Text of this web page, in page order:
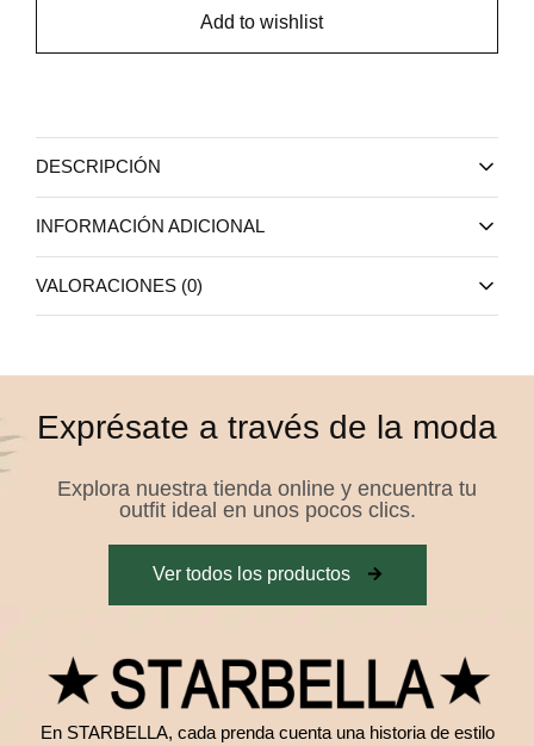
Add to wishlist
DESCRIPCIÓN
INFORMACIÓN ADICIONAL
VALORACIONES (0)
Exprésate a través de la moda
Explora nuestra tienda online y encuentra tu
outfit ideal en unos pocos clics.
Ver todos los productos
En STARBELLA, cada prenda cuenta una historia de estilo